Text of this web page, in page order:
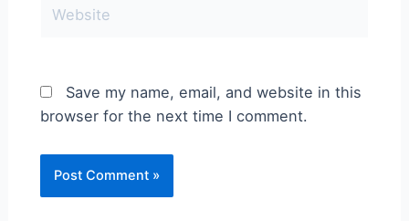
Save my name, email, and website in this
browser for the next time I comment.